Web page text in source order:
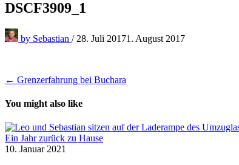
DSCF3909_1
by Sebastian / 28. Juli 20171. August 2017
Beitragsnavigation
← Grenzerfahrung bei Buchara
You might also like
Ein Jahr zurück zu Hause
10. Januar 2021